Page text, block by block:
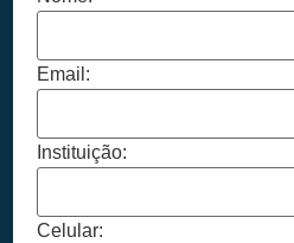
Email:
Instituição:
Celular: